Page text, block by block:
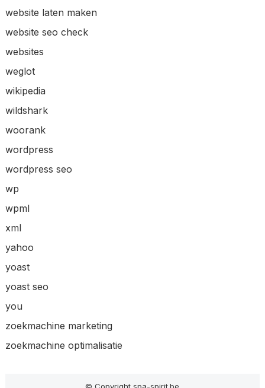
website laten maken
website seo check
websites
weglot
wikipedia
wildshark
woorank
wordpress
wordpress seo
wp
wpml
xml
yahoo
yoast
yoast seo
you
zoekmachine marketing
zoekmachine optimalisatie